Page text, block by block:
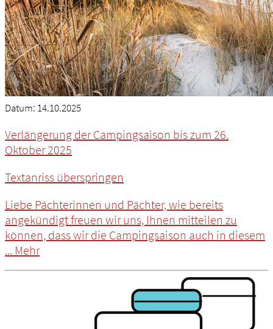
Datum: 14.10.2025
Verlängerung der Campingsaison bis zum 26.
Oktober 2025
Textanriss überspringen
Liebe Pächterinnen und Pächter, wie bereits
angekündigt freuen wir uns, Ihnen mitteilen zu
können, dass wir die Campingsaison auch in diesem
... Mehr